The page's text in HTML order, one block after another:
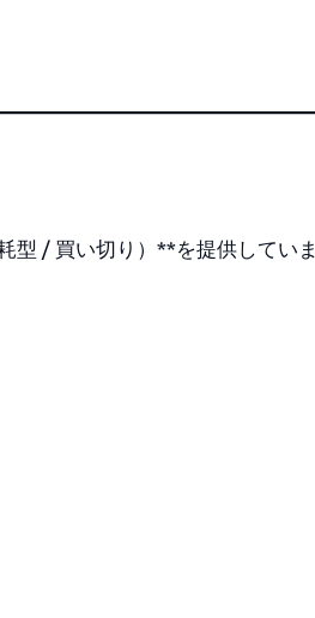
型 / 買い切り）**を提供していま